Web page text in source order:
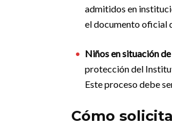
admitidos en
el documento oficial
Niños en situación
protección del
Este proceso debe
Cómo